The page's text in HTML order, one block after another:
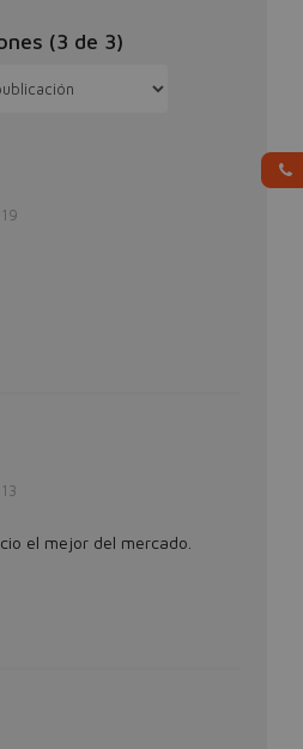
(3 de 3)
el mejor del mercado.